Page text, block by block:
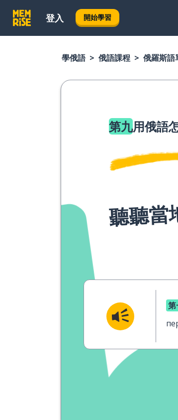
登入 開始學習
學俄語 俄語課程 俄羅斯語
第九用俄語
聽聽當
第